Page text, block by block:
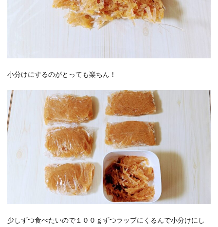
小分けにするのがとっても楽ちん！
少しずつ食べたいので１００ｇずつラップにくるんで小分けにし